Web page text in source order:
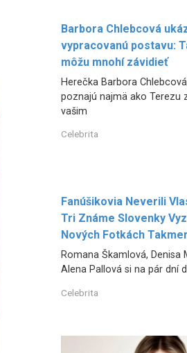
Barbora Chlebcová
vypracovanú postavu:
môžu mnohí závidieť
Herečka Barbora
poznajú najmä ako Terezu
vašim
Celebrita
Fanúšikovia Neverili
Tri Známe Slovenky
Nových Fotkách
Romana Škamlová, Denisa
Alena Pallová si na pár dní
Celebrita